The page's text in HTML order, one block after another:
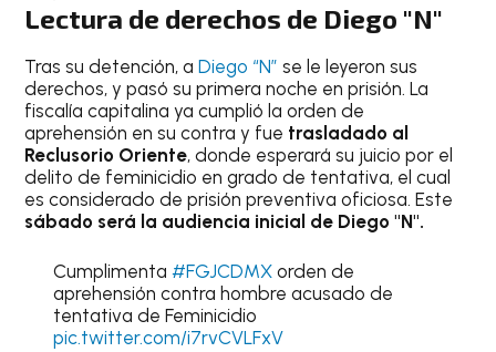
Lectura de derechos de Diego "N"
Tras su detención, aDiego “N” se le leyeron sus
derechos, y pasó su primera noche en prisión. La
fiscalía capitalina ya cumplió la orden de
aprehensión en su contra y fue trasladado al
Reclusorio Oriente, donde esperará su juicio por el
delito de feminicidio en grado de tentativa, el cual
es considerado de prisión preventiva oficiosa. Este
sábado será la audiencia inicial de Diego "N".
Cumplimenta #FGJCDMXorden de
aprehensión contra hombre acusado de
tentativa de Feminicidio
pic.twitter.com/i7rvCVLFxV